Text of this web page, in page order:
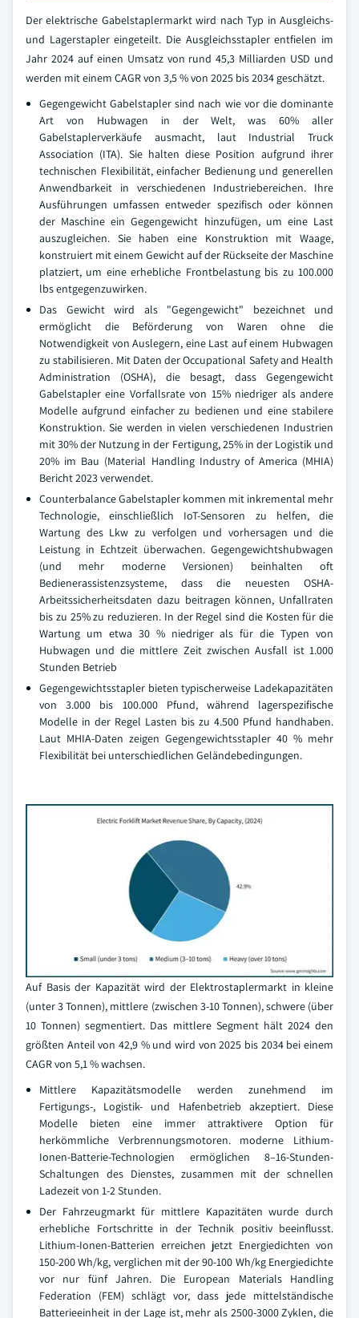
Der elektrische Gabelstaplermarkt wird nach Typ in Ausgleichs-
und Lagerstapler eingeteilt. Die Ausgleichsstapler entfielen im
Jahr 2024 auf einen Umsatz von rund 45,3 Milliarden USD und
werden mit einem CAGR von 3,5 % von 2025 bis 2034 geschätzt.
Gegengewicht Gabelstapler sind nach wie vor die dominante
Art von Hubwagen in der Welt, was 60% aller
Gabelstaplerverkäufe ausmacht, laut Industrial Truck
Association (ITA). Sie halten diese Position aufgrund ihrer
technischen Flexibilität, einfacher Bedienung und generellen
Anwendbarkeit in verschiedenen Industriebereichen. Ihre
Ausführungen umfassen entweder spezifisch oder können
der Maschine ein Gegengewicht hinzufügen, um eine Last
auszugleichen. Sie haben eine Konstruktion mit Waage,
konstruiert mit einem Gewicht auf der Rückseite der Maschine
platziert, um eine erhebliche Frontbelastung bis zu 100.000
lbs entgegenzuwirken.
Das Gewicht wird als "Gegengewicht" bezeichnet und
ermöglicht die Beförderung von Waren ohne die
Notwendigkeit von Auslegern, eine Last auf einem Hubwagen
zu stabilisieren. Mit Daten der Occupational Safety and Health
Administration (OSHA), die besagt, dass Gegengewicht
Gabelstapler eine Vorfallsrate von 15% niedriger als andere
Modelle aufgrund einfacher zu bedienen und eine stabilere
Konstruktion. Sie werden in vielen verschiedenen Industrien
mit 30% der Nutzung in der Fertigung, 25% in der Logistik und
20% im Bau (Material Handling Industry of America (MHIA)
Bericht 2023 verwendet.
Counterbalance Gabelstapler kommen mit inkremental mehr
Technologie, einschließlich IoT-Sensoren zu helfen, die
Wartung des Lkw zu verfolgen und vorhersagen und die
Leistung in Echtzeit überwachen. Gegengewichtshubwagen
(und mehr moderne Versionen) beinhalten oft
Bedienerassistenzsysteme, dass die neuesten OSHA-
Arbeitssicherheitsdaten dazu beitragen können, Unfallraten
bis zu 25% zu reduzieren. In der Regel sind die Kosten für die
Wartung um etwa 30 % niedriger als für die Typen von
Hubwagen und die mittlere Zeit zwischen Ausfall ist 1.000
Stunden Betrieb
Gegengewichtsstapler bieten typischerweise Ladekapazitäten
von 3.000 bis 100.000 Pfund, während lagerspezifische
Modelle in der Regel Lasten bis zu 4.500 Pfund handhaben.
Laut MHIA-Daten zeigen Gegengewichtsstapler 40 % mehr
Flexibilität bei unterschiedlichen Geländebedingungen.
Auf Basis der Kapazität wird der Elektrostaplermarkt in kleine
(unter 3 Tonnen), mittlere (zwischen 3-10 Tonnen), schwere (über
10 Tonnen) segmentiert. Das mittlere Segment hält 2024 den
größten Anteil von 42,9 % und wird von 2025 bis 2034 bei einem
CAGR von 5,1 % wachsen.
Mittlere Kapazitätsmodelle werden zunehmend im
Fertigungs-, Logistik- und Hafenbetrieb akzeptiert. Diese
Modelle bieten eine immer attraktivere Option für
herkömmliche Verbrennungsmotoren. moderne Lithium-
Ionen-Batterie-Technologien ermöglichen 8–16-Stunden-
Schaltungen des Dienstes, zusammen mit der schnellen
Ladezeit von 1-2 Stunden.
Der Fahrzeugmarkt für mittlere Kapazitäten wurde durch
erhebliche Fortschritte in der Technik positiv beeinflusst.
Lithium-Ionen-Batterien erreichen jetzt Energiedichten von
150-200 Wh/kg, verglichen mit der 90-100 Wh/kg Energiedichte
vor nur fünf Jahren. Die European Materials Handling
Federation (FEM) schlägt vor, dass jede mittelständische
Batterieeinheit in der Lage ist, mehr als 2500-3000 Zyklen, die